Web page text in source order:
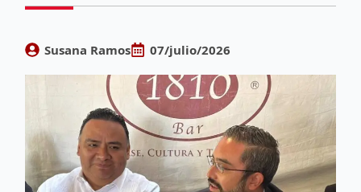
Susana Ramos 07/julio/2026